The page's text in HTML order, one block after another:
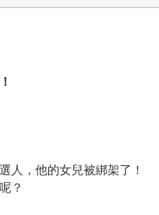
人，他的女兒被綁架了！
？